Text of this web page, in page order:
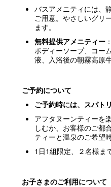
バスアメニティには、
ご用意。やさしいグリ
ます。
無料提供アメニティー
ボディーソープ、コー
液、入浴後の朝霧高原
ご予約について
ご予約時には、 スパト
アフタヌーンティーを
しむか、お客様のご都
ティーと温泉のご希望
1日1組限定、２名様ま
お子さまのご利用について